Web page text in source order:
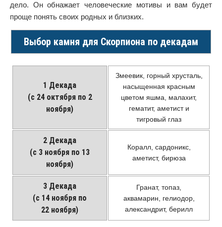
дело. Он обнажает человеческие мотивы и вам будет
проще понять своих родных и близких.
Выбор камня для Скорпиона по декадам
1 Декада
(с 24 октября по 2
ноября)
Змеевик, горный хрусталь,
насыщенная красным
цветом яшма, малахит,
гематит, аметист и
тигровый глаз
2 Декада
(с 3 ноября по 13
ноября)
Коралл, сардоникс,
аметист, бирюза
3 Декада
(с 14 ноября по
22 ноября)
Гранат, топаз,
аквамарин, гелиодор,
александрит, берилл